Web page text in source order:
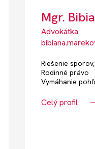
Mgr.
Advokátka
Riešenie
Rodinné právo
Vymáhanie
Celý profil